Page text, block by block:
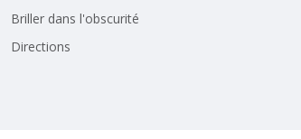
Briller dans l'obscurité
Directions